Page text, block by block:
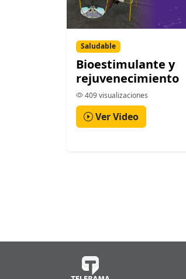
Saludable
Bioestimulante y
rejuvenecimiento
409 visualizaciones
Ver Video